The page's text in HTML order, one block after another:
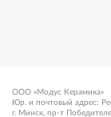
ООО «Модус Керамика»
Юр. и почтовый адрес:
г. Минск, пр-т